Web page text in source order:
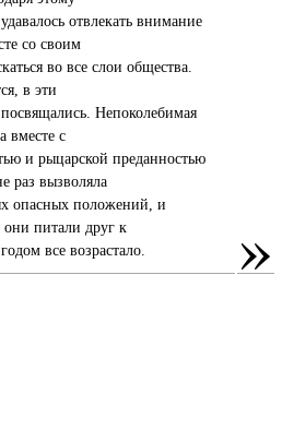
отвлекать внимание
со своим
во все слои общества.
в эти
Непоколебимая
вместе с
и рыцарской преданностью
раз вызволяла
опасных положений, и
они питали друг к
все возрастало.
»